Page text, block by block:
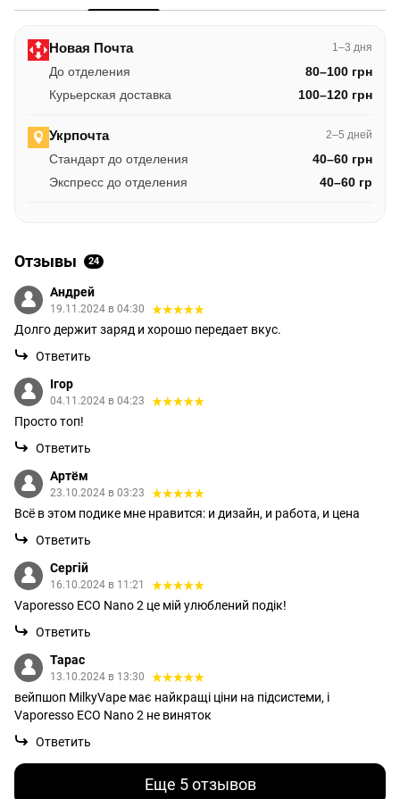
Новая Почта 1–3 дня
До отделения
80–100 грн
Курьерская доставка
100–120 грн
Укрпочта 2–5 дней
Стандарт до отделения
40–60 грн
Экспресс до отделения
40–60 гр
Отзывы 24
Андрей
19.11.2024 в 04:30
Долго держит заряд и хорошо передает вкус.
Ответить
Ігор
04.11.2024 в 04:23
Просто топ!
Ответить
Артём
23.10.2024 в 03:23
Всё в этом подике мне нравится: и дизайн, и работа, и цена
Ответить
Сергій
16.10.2024 в 11:21
Vaporesso ECO Nano 2 це мій улюблений подік!
Ответить
Тарас
13.10.2024 в 13:30
вейпшоп MilkyVape має найкращі ціни на підсистеми, і
Vaporesso ECO Nano 2 не виняток
Ответить
Еще 5 отзывов